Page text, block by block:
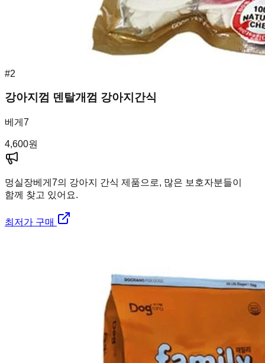
#2
강아지껌 덴탈개껌 강아지간식
베게7
4,600원
멍실장베게7의 강아지 간식 제품으로, 많은 보호자분들이
함께 찾고 있어요.
최저가 구매